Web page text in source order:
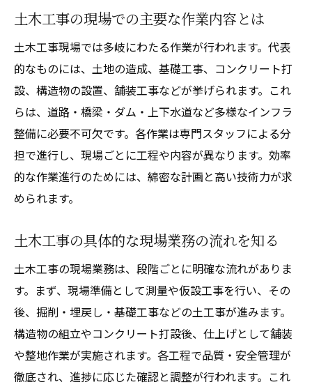
土木工事の現場での主要な作業内容とは
土木工事現場では多岐にわたる作業が行われます。代表
的なものには、土地の造成、基礎工事、コンクリート打
設、構造物の設置、舗装工事などが挙げられます。これ
らは、道路・橋梁・ダム・上下水道など多様なインフラ
整備に必要不可欠です。各作業は専門スタッフによる分
担で進行し、現場ごとに工程や内容が異なります。効率
的な作業進行のためには、綿密な計画と高い技術力が求
められます。
土木工事の具体的な現場業務の流れを知る
土木工事の現場業務は、段階ごとに明確な流れがありま
す。まず、現場準備として測量や仮設工事を行い、その
後、掘削・埋戻し・基礎工事などの土工事が進みます。
構造物の組立やコンクリート打設後、仕上げとして舗装
や整地作業が実施されます。各工程で品質・安全管理が
徹底され、進捗に応じた確認と調整が行われます。これ